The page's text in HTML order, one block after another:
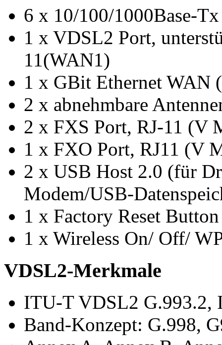
6 x 10/100/1000Base-
1 x VDSL2 Port,
11(WAN1)
1 x GBit Ethernet WAN
2 x abnehmbare
2 x FXS Port, RJ-11 (V
1 x FXO Port, RJ11 (V
2 x USB Host 2.0 (für
Modem/USB-
1 x Factory Reset Button
1 x Wireless On/ Off/
VDSL2-Merkmale
ITU-T VDSL2 G.993.2,
Band-Konzept: G.998,